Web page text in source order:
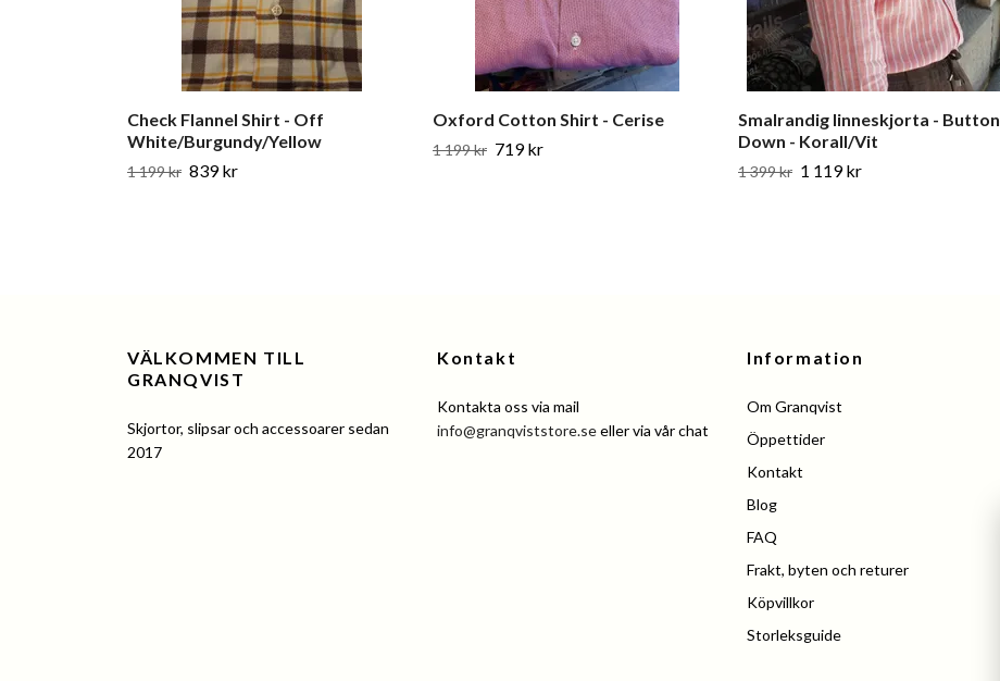
Check Flannel Shirt - Off
White/Burgundy/Yellow
1 199 kr 839 kr
Oxford Cotton Shirt - Cerise
1 199 kr 719 kr
Smalrandig linneskjorta - Button
Down - Korall/Vit
1 399 kr 1 119 kr
VÄLKOMMEN TILL
GRANQVIST
Skjortor, slipsar och accessoarer sedan
2017
Kontakt
Kontakta oss via mail
info@granqviststore.seeller via vår chat
Information
Om Granqvist
Öppettider
Kontakt
Blog
FAQ
Frakt, byten och returer
Köpvillkor
Storleksguide